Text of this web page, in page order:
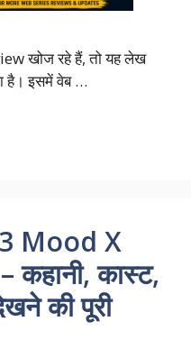
खोज रहे हैं, तो यह लेख
है। इसमें वेब …
Mood X
कास्ट,
की पूरी